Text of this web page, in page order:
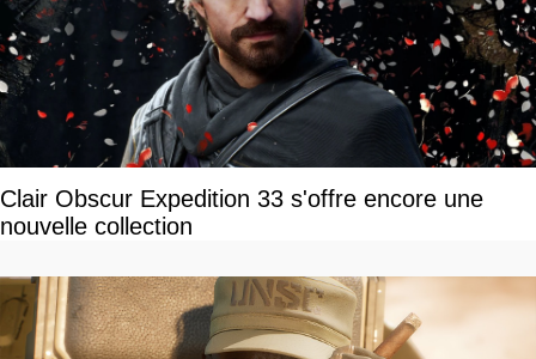
Clair Obscur Expedition 33 s'offre encore une
nouvelle collection